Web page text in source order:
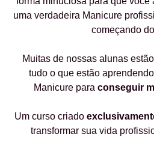
uma verdadeira Manicure
começando
Muitas de nossas alunas
tudo o que estão
Manicure para conseguir
Um curso criado
transformar sua vida